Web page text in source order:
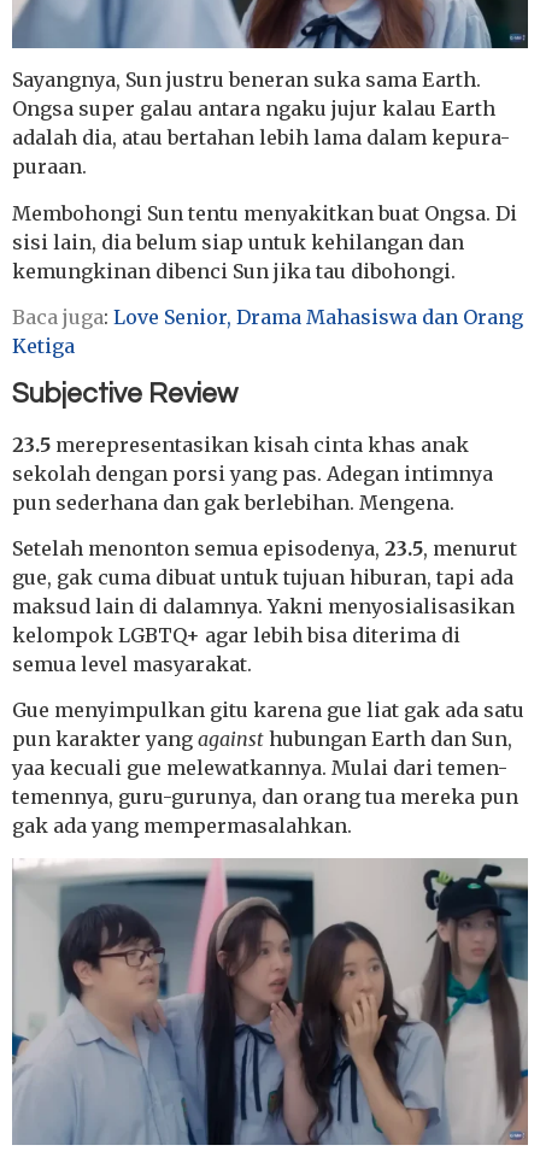
Sayangnya, Sun justru beneran suka sama Earth.
Ongsa super galau antara ngaku jujur kalau Earth
adalah dia, atau bertahan lebih lama dalam kepura-
puraan.
Membohongi Sun tentu menyakitkan buat Ongsa. Di
sisi lain, dia belum siap untuk kehilangan dan
kemungkinan dibenci Sun jika tau dibohongi.
Baca juga: Love Senior, Drama Mahasiswa dan Orang
Ketiga
Subjective Review
23.5 merepresentasikan kisah cinta khas anak
sekolah dengan porsi yang pas. Adegan intimnya
pun sederhana dan gak berlebihan. Mengena.
Setelah menonton semua episodenya, 23.5, menurut
gue, gak cuma dibuat untuk tujuan hiburan, tapi ada
maksud lain di dalamnya. Yakni menyosialisasikan
kelompok LGBTQ+ agar lebih bisa diterima di
semua level masyarakat.
Gue menyimpulkan gitu karena gue liat gak ada satu
pun karakter yang against hubungan Earth dan Sun,
yaa kecuali gue melewatkannya. Mulai dari temen-
temennya, guru-gurunya, dan orang tua mereka pun
gak ada yang mempermasalahkan.